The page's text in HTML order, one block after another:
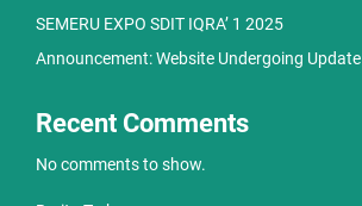
SEMERU EXPO SDIT IQRA’ 1 2025
Announcement: Website Undergoing Update
Recent Comments
No comments to show.